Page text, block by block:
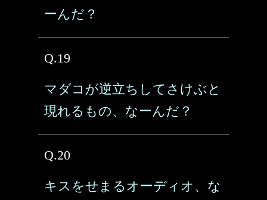
ーんだ？
Q.19
マダコが逆立ちしてさけぶと
現れるもの、なーんだ？
Q.20
キスをせまるオーディオ、な